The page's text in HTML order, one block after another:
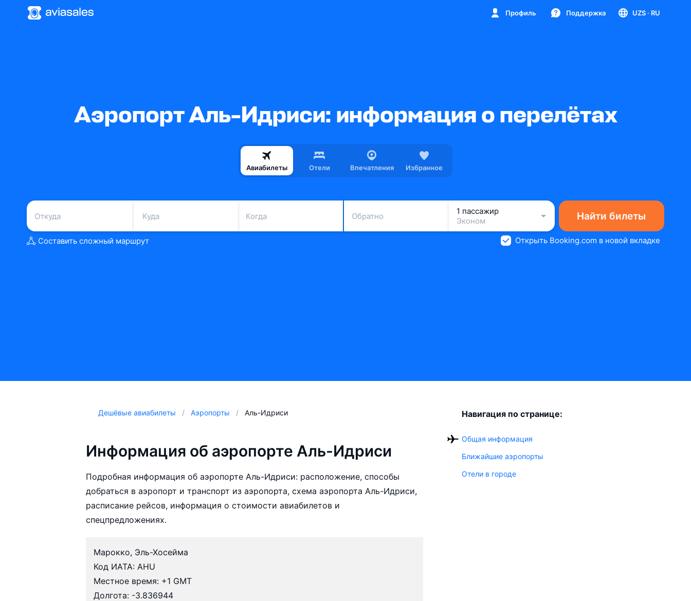
Профиль Поддержка UZS · RU
Аэропорт Аль-Идриси: информация о перелётах
Авиабилеты Отели Впечатления Избранное
Когда Обратно
1 пассажир
Эконом
Найти билеты
Составить сложный маршрут Открыть Booking.com в новой вкладке
Дешёвые авиабилеты Аэропорты Аль-Идриси
Информация об аэропорте Аль-Идриси
Подробная информация об аэропорте Аль-Идриси: расположение, способы
добраться в аэропорт и транспорт из аэропорта, схема аэропорта Аль-Идриси,
расписание рейсов, информация о стоимости авиабилетов и
спецпредложениях.
Марокко, Эль-Хосейма
Код ИАТА: AHU
Местное время: +1 GMT
Долгота: -3.836944
Навигация по странице:
Общая информация
Ближайшие аэропорты
Отели в городе